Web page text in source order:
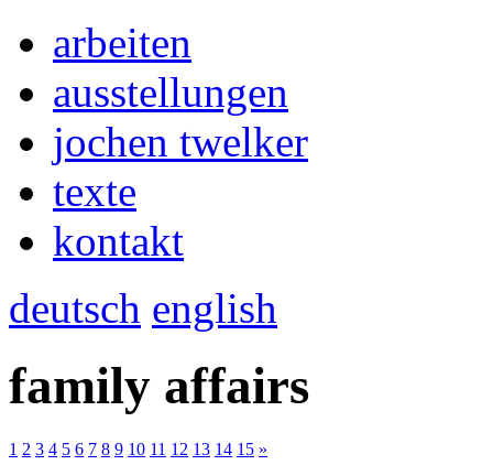
arbeiten
ausstellungen
jochen twelker
texte
kontakt
deutsch english
family affairs
1 2 3 4 5 6 7 8 9 10 11 12 13 14 15 »